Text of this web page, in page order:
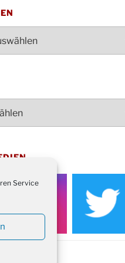
Service
von 16-20 Uhr
18:30 Uhr
im Ev. Gemeindehaus von 14-
des Honterus Chors im
im Ev. Gemeindehaus von
Beisammensein am